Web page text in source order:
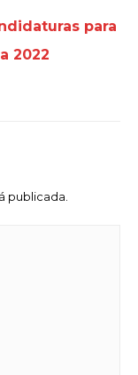
para
2022
publicada.